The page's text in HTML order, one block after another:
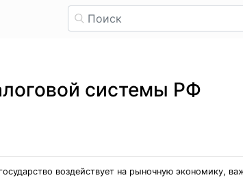
системы РФ
воздействует на рыночную экономику,